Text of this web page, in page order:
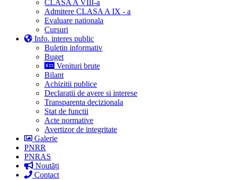
CLASA A VIII-a
Admitere CLASA A IX - a
Evaluare nationala
Cursuri
Info. interes public
Buletin informativ
Buget
Venituri brute
Bilant
Achizitii publice
Declaratii de avere si interese
Transparenta decizionala
Stat de functii
Acte normative
Avertizor de integritate
Galerie
PNRR
PNRAS
Noutăți
Contact